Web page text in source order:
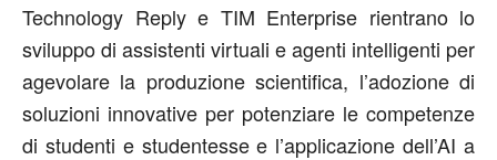
Technology Reply e TIM Enterprise rientrano lo
sviluppo di assistenti virtuali e agenti intelligenti per
agevolare la produzione scientifica, l’adozione di
soluzioni innovative per potenziare le competenze
di studenti e studentesse e l’applicazione dell’AI a